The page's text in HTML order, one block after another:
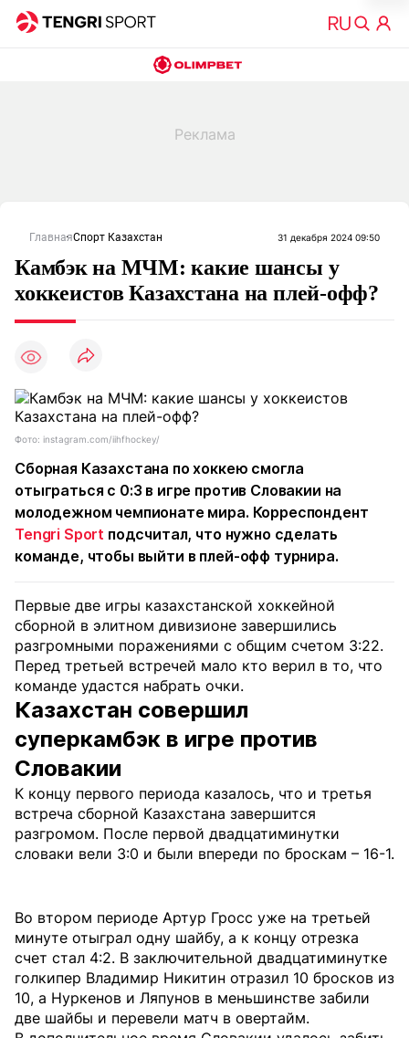
ГлавнаяСпорт Казахстан 31 декабря 2024 09:50
Камбэк на МЧМ: какие шансы у
хоккеистов Казахстана на плей-офф?
Фото: instagram.com/iihfhockey/
Сборная Казахстана по хоккею смогла
отыграться с 0:3 в игре против Словакии на
молодежном чемпионате мира. Корреспондент
Tengri Sport подсчитал, что нужно сделать
команде, чтобы выйти в плей-офф турнира.
Первые две игры казахстанской хоккейной
сборной в элитном дивизионе завершились
разгромными поражениями с общим счетом 3:22.
Перед третьей встречей мало кто верил в то, что
команде удастся набрать очки.
Казахстан совершил
суперкамбэк в игре против
Словакии
К концу первого периода казалось, что и третья
встреча сборной Казахстана завершится
разгромом. После первой двадцатиминутки
словаки вели 3:0 и были впереди по броскам – 16-1.
Во втором периоде Артур Гросс уже на третьей
минуте отыграл одну шайбу, а к концу отрезка
счет стал 4:2. В заключительной двадцатиминутке
голкипер Владимир Никитин отразил 10 бросков из
10, а Нуркенов и Ляпунов в меньшинстве забили
две шайбы и перевели матч в овертайм.